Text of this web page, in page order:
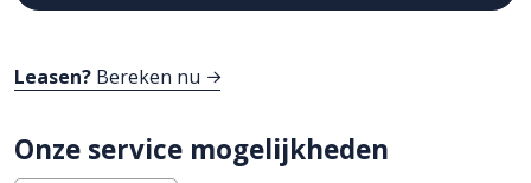
Leasen? Bereken nu
Onze service mogelijkheden